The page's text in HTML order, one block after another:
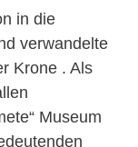
in die
verwandelte
Krone . Als
Museum